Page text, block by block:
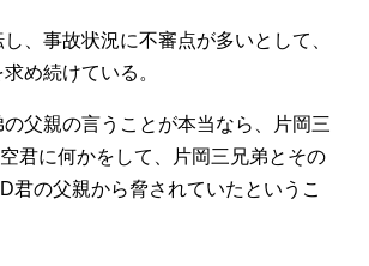
、事故状況に不審点が多いとして、
め続けている。
父親の言うことが本当なら、片岡三
君に何かをして、片岡三兄弟とその
君の父親から脅されていたというこ